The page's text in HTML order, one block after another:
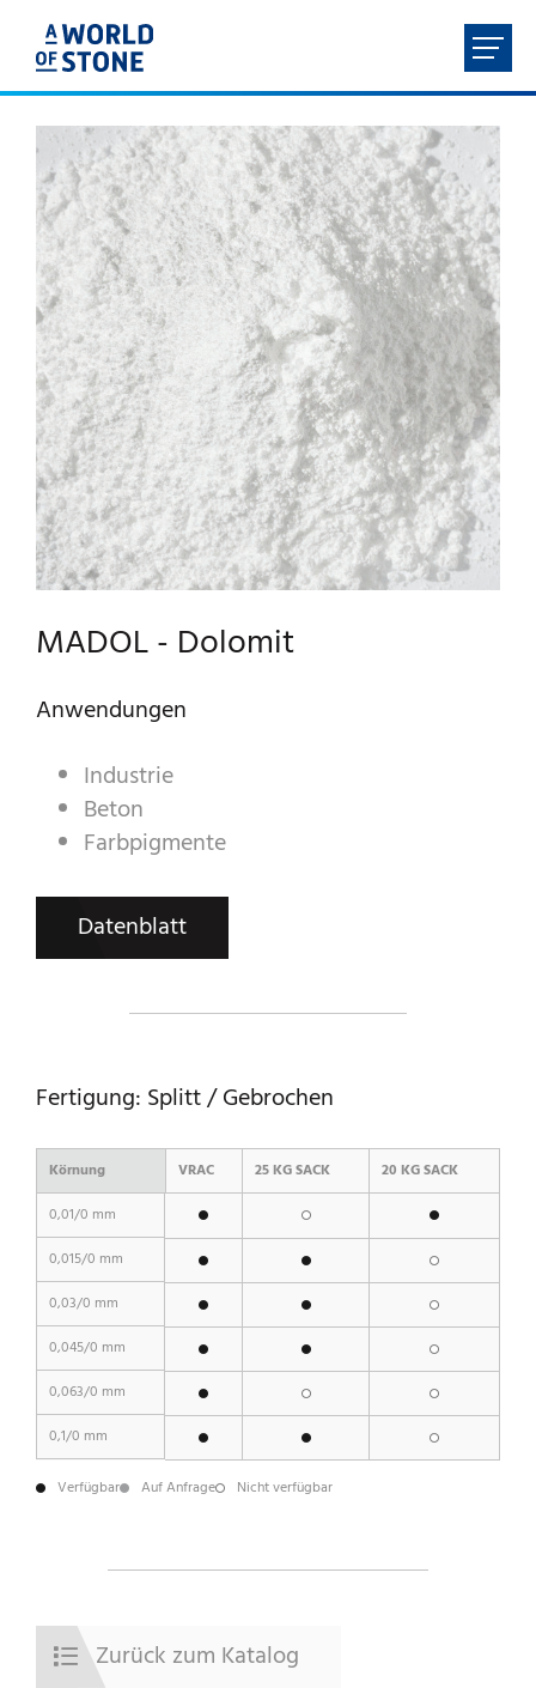
HOME
ÜBER UNS
PRODUKTE
LEISTUNGEN
KONTAKT
A WORLD OF STONE®
PRODUKTKATALOG
MADOL - Dolomit
Anwendungen
Industrie
Beton
Farbpigmente
Datenblatt
Fertigung: Splitt / Gebrochen
Körnung VRAC 25 KG SACK
20 KG SACK
0,01/0 mm
0,015/0 mm
0,03/0 mm
0,045/0 mm
0,063/0 mm
0,1/0 mm
Verfügbar Auf Anfrage Nicht verfügbar
Zurück zum Katalog